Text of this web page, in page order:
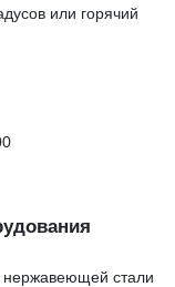
или горячий
стали